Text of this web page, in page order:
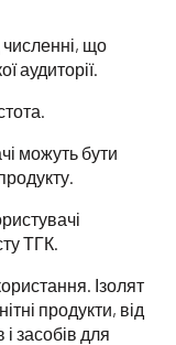
що
аудиторії.
можуть бути
ТГК.
Ізолят
продукти, від
і засобів для